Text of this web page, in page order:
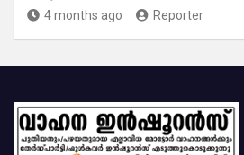
4 months ago Reporter